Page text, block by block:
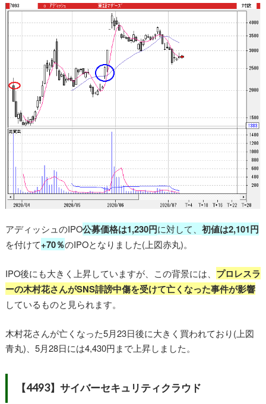
アディッシュのIPO公募価格は1,230円に対して、 初値は2,101円
を付けて+70％のIPOとなりました(上図赤丸)。
IPO後にも大きく上昇していますが、この背景には、 プロレスラ
ーの木村花さんがSNS誹謗中傷を受けて亡くなった事件が影響
しているものと見られます。
木村花さんが亡くなった5月23日後に大きく買われており(上図
青丸)、5月28日には4,430円まで上昇しました。
【4493】サイバーセキュリティクラウド